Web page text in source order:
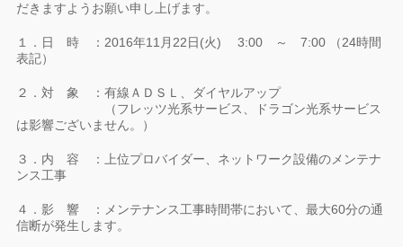
だきますようお願い申し上げます。
１．日 時 ：2016年11月22日(火) 3:00 ～ 7:00 （24時間
表記）
２．対 象 ：有線ＡＤＳＬ、ダイヤルアップ
（フレッツ光系サービス、ドラゴン光系サービス
は影響ございません。）
３．内 容 ：上位プロバイダー、ネットワーク設備のメンテナ
ンス工事
４．影 響 ：メンテナンス工事時間帯において、最大60分の通
信断が発生します。